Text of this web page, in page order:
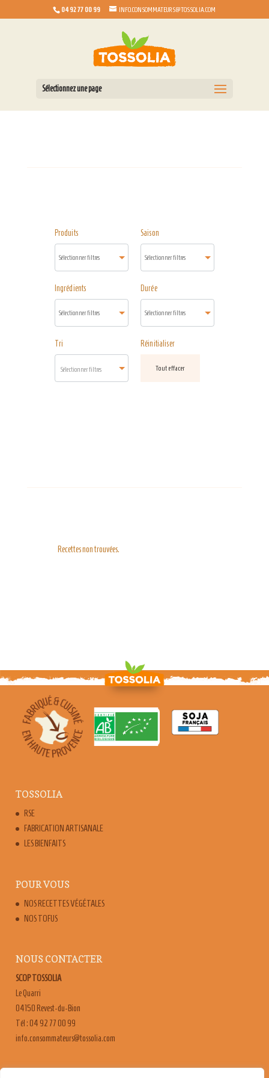
04 92 77 00 99 INFO.CONSOMMATEURS@TOSSOLIA.COM
Sélectionnez une page
Produits Saison
Ingrédients Durée
Tri
Sélectionner filtres
Réinitialiser
Tout effacer
Recettes non trouvées.
TOSSOLIA
RSE
FABRICATION ARTISANALE
LES BIENFAITS
POUR VOUS
NOS RECETTES VÉGÉTALES
NOS TOFUS
NOUS CONTACTER
SCOP TOSSOLIA
Le Quarri
04150 Revest-du-Bion
Tél : 04 92 77 00 99
moc.ailossot@sruetammosnoc.ofni